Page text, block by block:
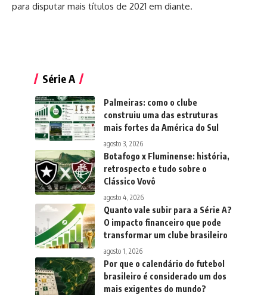
para disputar mais títulos de 2021 em diante.
Série A
Palmeiras: como o clube
construiu uma das estruturas
mais fortes da América do Sul
agosto 3, 2026
Botafogo x Fluminense: história,
retrospecto e tudo sobre o
Clássico Vovô
agosto 4, 2026
Quanto vale subir para a Série A?
O impacto financeiro que pode
transformar um clube brasileiro
agosto 1, 2026
Por que o calendário do futebol
brasileiro é considerado um dos
mais exigentes do mundo?